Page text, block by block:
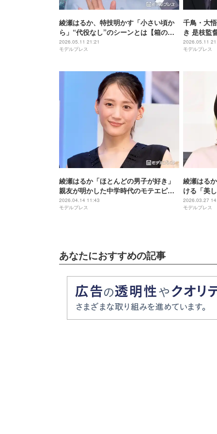
綾瀬はるか、特技明かす「小さい頃か
ら」“代役なし”のシーンとは【箱の中
の羊】
2026.05.11 21:21
モデルプレス
千鳥・大
き 是枝監
ミ「あっ
2026.05.11
モデルプレス
綾瀬はるか「ほとんどの男子が好き」
親友が明かした中学時代のモテエピソ
ード 男子生徒間で結ばれた“同盟”にス
タジオどよめき
2026.04.14 11:43
モデルプレス
綾瀬はる
ける「美
ことない
2026.03.27
モデルプレス
あなたにおすすめの記事